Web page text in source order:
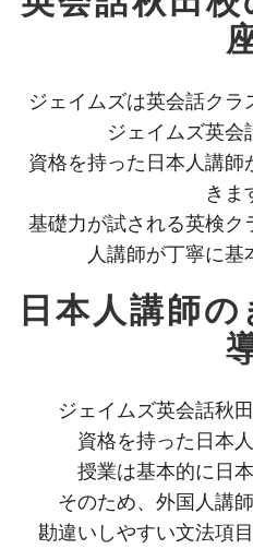
ジェイムズは英会話クラ
ジェイムズ英会
資格を持った日本人講
きま
基礎力が試される英検ク
人講師が丁寧に基
日本人講師
ジェイムズ英会話秋
資格を持った日本
授業は基本的に日
そのため、外国人講
勘違いしやすい文法項